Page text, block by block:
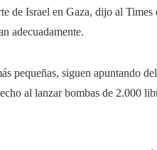
de Israel en Gaza, dijo al
adecuadamente.
pequeñas, siguen apuntando
al lanzar bombas de 2.000